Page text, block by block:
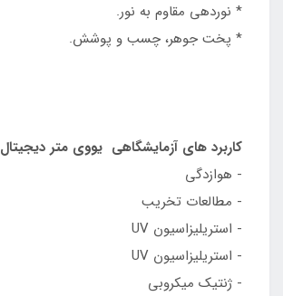
* نوردهی مقاوم به نور.
* پخت جوهر، چسب و پوشش.
کاربرد های آزمایشگاهی یووی متر دیجیتال UV340A :
- هوازدگی
- مطالعات تخریب
- استریلیزاسیون UV
- استریلیزاسیون UV
- ژنتیک میکروبی